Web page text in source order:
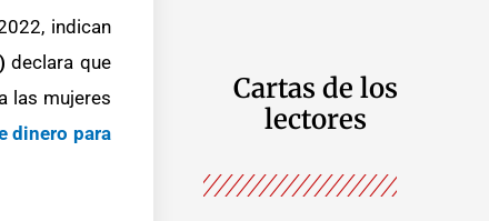
indican
declara que
las mujeres
dinero para
Cartas de los
lectores